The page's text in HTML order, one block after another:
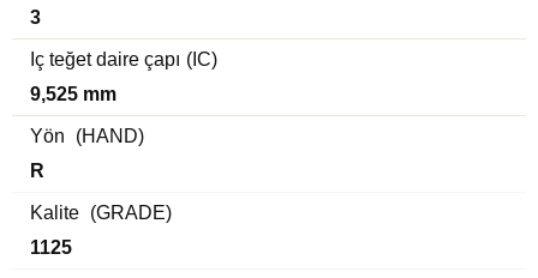
3
Iç teğet daire çapı (IC)
9,525 mm
Yön
(HAND)
R
Kalite (GRADE)
1125